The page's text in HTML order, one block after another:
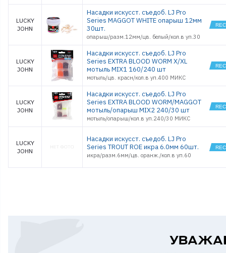
LUCKY
JOHN
Насадки искусст. съедоб. LJ Pro
Series MAGGOT WHITE опарыш 12мм
30шт.
опарыш/разм.12мм/цв. белый/кол.в уп.30
LUCKY
JOHN
Насадки искусст. съедоб. LJ Pro
Series EXTRA BLOOD WORM X/XL
мотыль MIX1 160/240 шт
мотыль/цв. красн/кол.в уп.400 МИКС
LUCKY
JOHN
Насадки искусст. съедоб. LJ Pro
Series EXTRA BLOOD WORM/MAGGOT
мотыль/опарыш MIX2 240/30 шт
мотыль/опарыш/кол.в уп.240/30 МИКС
LUCKY
JOHN
Насадки искусст. съедоб. LJ Pro
Series TROUT ROE икра 6.0мм 60шт.
икра/разм.6мм/цв. оранж./кол.в уп.60